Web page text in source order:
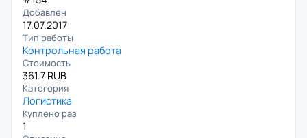
Добавлен
17.07.2017
Тип работы
Контрольная работа
Стоимость
361.7 RUB
Категория
Логистика
Куплено раз
1